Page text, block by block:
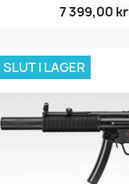
7 399,00 kr
SLUT I LAGER